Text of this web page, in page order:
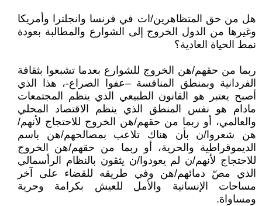
هل من حق المتظاهرين/ات في فرنسا وانجلترا وأمريكا
وغيرها من الدول الخروج إلى الشوارع والمطالبة بعودة
نمط الحياة العادية؟
ربما من حقهم/هن الخروج للشوارع بعدما تشبعوا بثقافة
الفردانية وبمنطق المنافسة –عفوا الصراع-، هذا الذي
أصبح يعتبر هو القانون الطبيعي الذي ينظم المجتمعات
مادام هو نفس المنطق الذي ينظم الاقتصاد المحلي
والعالمي، أو ربما من حقهم/هن الخروج للاحتجاج لأنهم/
هن شعروا/ن بأن هناك تلاعب بمصالحهم/هن باسم
الديموقراطية والحرية، أو ربما من حقهم/هن الخروج
للاحتجاج لأنهم/ن لم يعودوا/ن يثقون بالنظام الرأسمالي
الذي مصّ دمائهم/هن وفي طريقه للقضاء على آخر
مساحات الإنسانية والأمل للعيش بكرامة وحرية
ومساواة.